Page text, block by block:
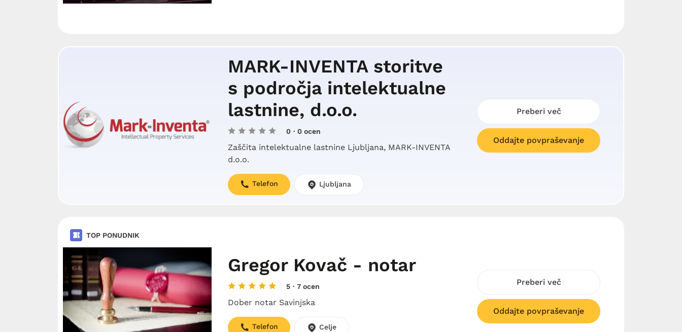
MARK-INVENTA storitve
s področja intelektualne
lastnine, d.o.o.
0 · 0 ocen
Zaščita intelektualne lastnine Ljubljana, MARK-INVENTA
d.o.o.
Telefon Ljubljana
Preberi več
Oddajte povpraševanje
TOP PONUDNIK
Gregor Kovač - notar
5 · 7 ocen
Dober notar Savinjska
Telefon Celje
Preberi več
Oddajte povpraševanje